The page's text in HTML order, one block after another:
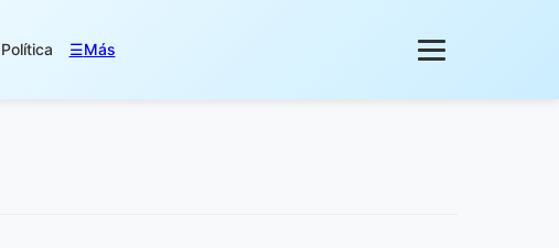
Política ☰Más